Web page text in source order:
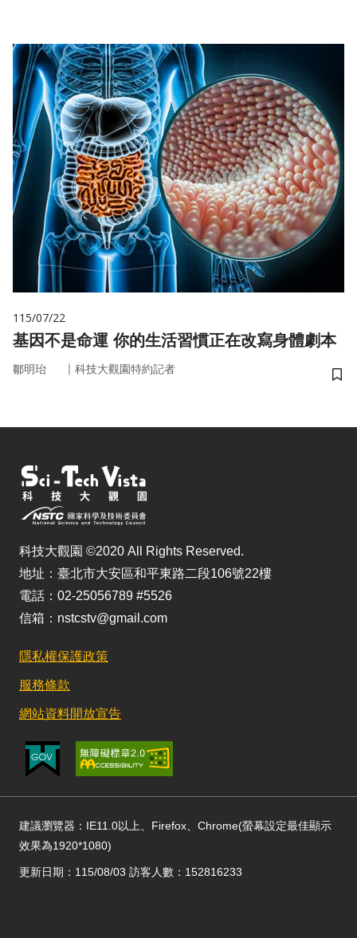
115/07/22
基因不是命運 你的生活習慣正在改寫身體劇本
鄒明珆 ｜ 科技大觀園特約記者
儲
科技大觀園 ©2020 All Rights Reserved.
地址：臺北市大安區和平東路二段106號22樓
電話：02-25056789 #5526
信箱：nstcstv@gmail.com
隱私權保護政策
服務條款
網站資料開放宣告
建議瀏覽器：IE11.0以上、Firefox、Chrome(螢幕設定最佳顯示
效果為1920*1080)
更新日期：115/08/03 訪客人數：152816233